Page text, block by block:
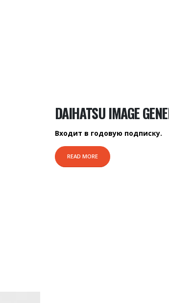
DAIHATSU IMAGE
Входит в годовую подписку.
READ MORE